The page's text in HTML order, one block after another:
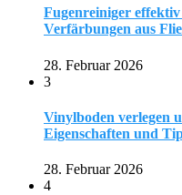
Fugenreiniger
Verfärbungen aus
28. Februar 2026
3
Vinylboden verlegen
Eigenschaften und
28. Februar 2026
4